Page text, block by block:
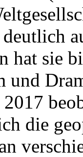
hat sie
und
2017
die